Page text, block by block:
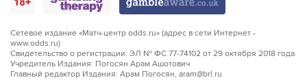
Сетевое издание «Матч-центр odds.ru» (адрес в сети Интернет -
www.odds.ru)
Свидетельство о регистрации: ЭЛ № ФС 77-74102 от 29 октября 2018 года.
Учредитель Издания: Погосян Арам Ашотович
Главный редактор Издания: Арам Погосян, aram@brl.ru